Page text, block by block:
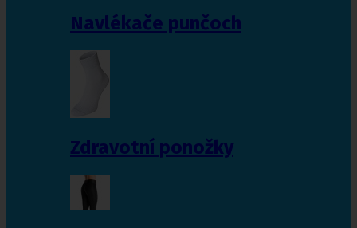
Navlékače punčoch
Zdravotní ponožky